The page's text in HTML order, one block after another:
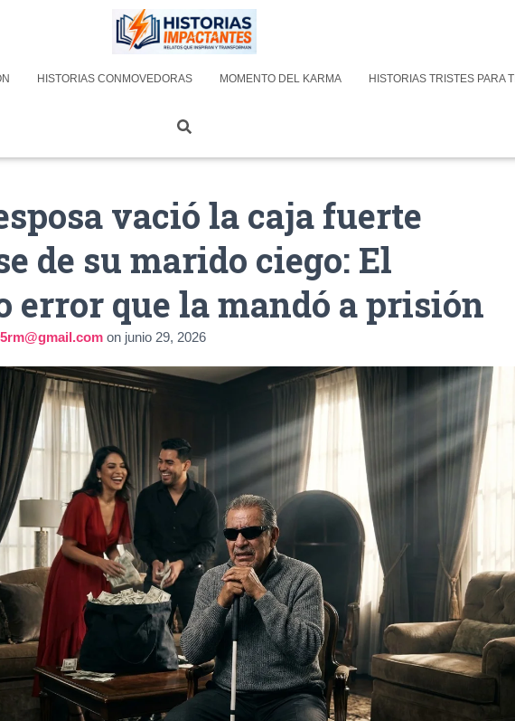
HISTORIAS CONMOVEDORAS MOMENTO DEL KARMA HISTORIAS TRISTES PARA TI
vació la caja fuerte
de su marido ciego: El
error que la mandó a prisión
on junio 29, 2026